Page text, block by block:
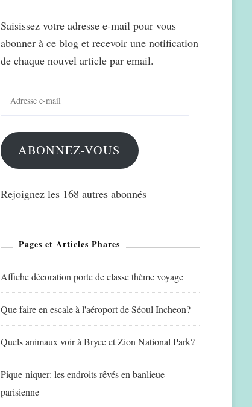
Saisissez votre adresse e-mail pour vous
abonner à ce blog et recevoir une notification
de chaque nouvel article par email.
mail
ABONNEZ-VOUS
Rejoignez les 168 autres abonnés
Pages et Articles Phares
Affiche décoration porte de classe thème voyage
Que faire en escale à l'aéroport de Séoul Incheon?
Quels animaux voir à Bryce et Zion National Park?
Pique-niquer: les endroits rêvés en banlieue
parisienne